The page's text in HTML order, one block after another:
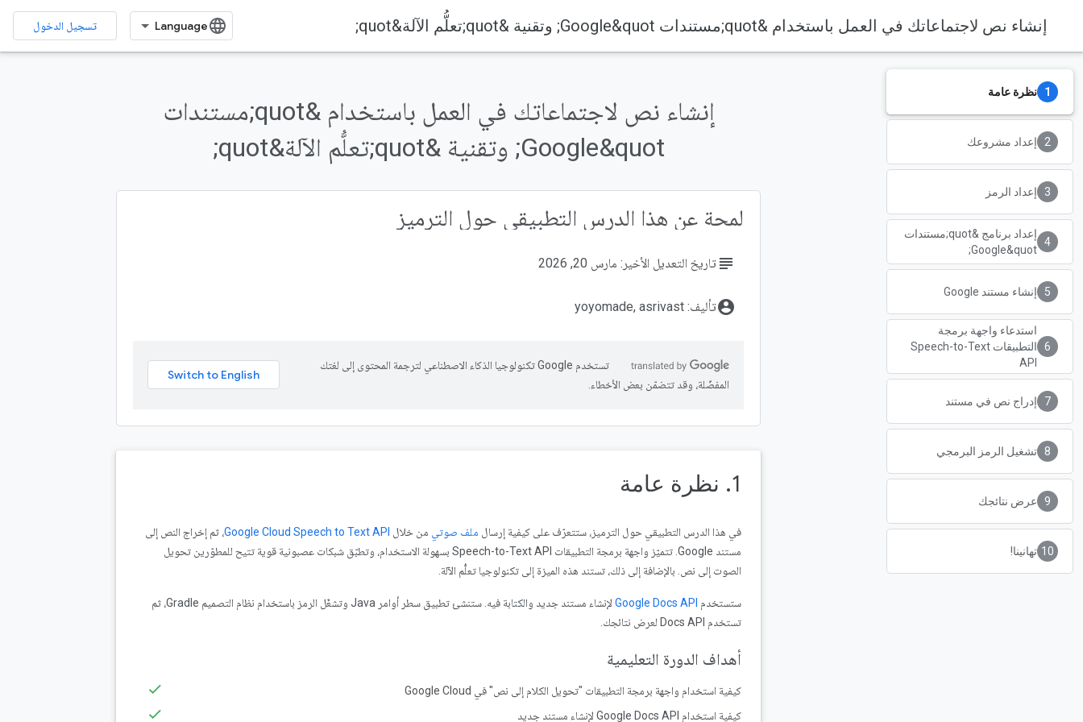
إنشاء نص لاجتماعاتك في العمل باستخدام &quot;مستندات Google&quot; وتقنية &quot;تعلُّم الآلة&quot; تسجيل الدخول
نظرة عامة
إعداد مشروعك
إعداد الرمز
إعداد برنامج &quot;مستندات
Google&quot;
إنشاء مستند Google
استدعاء واجهة برمجة
التطبيقات Speech-to-Text
API
إدراج نص في مستند
تشغيل الرمز البرمجي
عرض نتائجك
تهانينا!
إنشاء نص لاجتماعاتك في العمل باستخدام &quot;مستندات
Google&quot; وتقنية &quot;تعلُّم الآلة&quot;
لمحة عن هذا الدرس التطبيقي حول الترميز
subject تاريخ التعديل الأخير: مارس 20, 2026
account_circleتأليف: yoyomade, asrivast
تستخدم Google تكنولوجيا الذكاء الاصطناعي لترجمة المحتوى إلى لغتك
المفضّلة، وقد تتضمّن بعض الأخطاء.
1
. نظرة عامة
في هذا الدرس التطبيقي حول الترميز، ستتعرّف على كيفية إرسال ملف صوتي من خلال Google Cloud Speech to Text API، ثم إخراج النص إلى
مستند Google. تتميّز واجهة برمجة التطبيقات Speech-to-Text API بسهولة الاستخدام، وتطبّق شبكات عصبونية قوية تتيح للمطوّرين تحويل
الصوت إلى نص. بالإضافة إلى ذلك، تستند هذه الميزة إلى تكنولوجيا تعلُّم الآلة.
ستستخدم Google Docs API
لإنشاء مستند جديد والكتابة فيه. ستنشئ تطبيق سطر أوامر Java وتشغّل الرمز باستخدام نظام التصميم Gradle، ثم
تستخدم Docs API لعرض نتائجك.
أهداف الدورة التعليمية
كيفية استخدام واجهة برمجة التطبيقات "تحويل الكلام إلى نص" في Google Cloud
كيفية استخدام Google Docs API لإنشاء مستند جديد